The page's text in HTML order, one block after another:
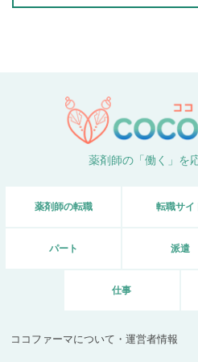
薬剤師の「働く」を
薬剤師の転職 転職サイ
パート 派遣
仕事
ココファーマについて・運営者情報